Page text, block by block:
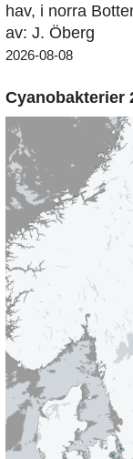
hav, i norra
av: J. Öberg
2026-08-08
Cyanobakterier